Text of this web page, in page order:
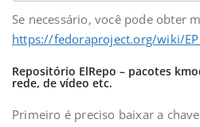
Se necessário, você pode obter
https://fedoraproject.org/wiki/
Repositório ElRepo – pacotes
rede, de vídeo etc.
Primeiro é preciso baixar a